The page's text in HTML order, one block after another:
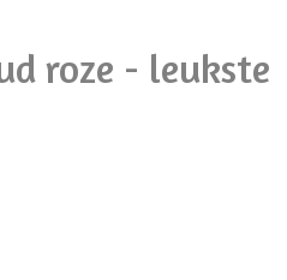
roze - leukste